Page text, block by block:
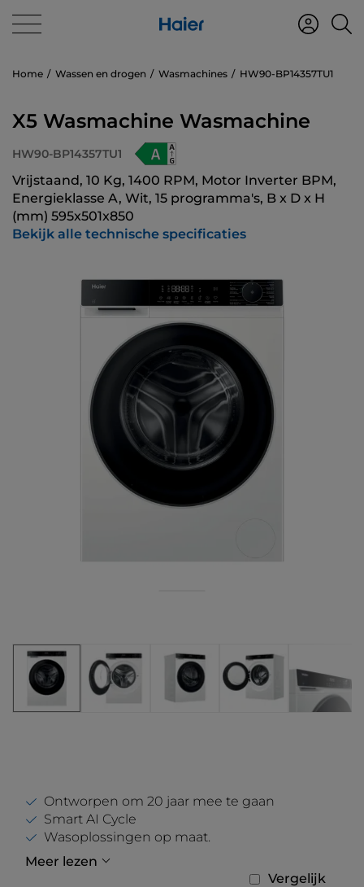
Home Wassen en drogen Wasmachines HW90-BP14357TU1
X5 Wasmachine Wasmachine
HW90-BP14357TU1
Vrijstaand, 10 Kg, 1400 RPM, Motor Inverter BPM,
Energieklasse A, Wit, 15 programma's, B x D x H
(mm) 595x501x850
Bekijk alle technische specificaties
Ontworpen om 20 jaar mee te gaan
Smart AI Cycle
Wasoplossingen op maat.
Meer lezen
Vergelijk